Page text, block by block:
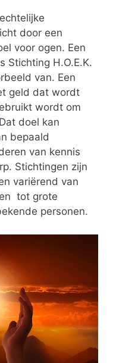
door een
voor ogen. Een
Stichting H.O.E.K.
van. Een
geld dat wordt
wordt om
doel kan
bepaald
van kennis
Stichtingen zijn
variërend van
tot grote
personen.